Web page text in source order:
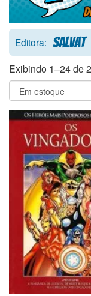
Editora: Salvat
Exibindo 1–24 de